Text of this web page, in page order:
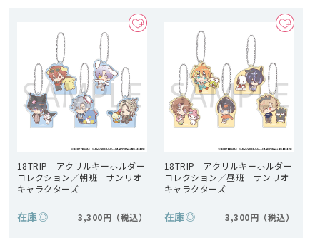
18TRIP アクリルキーホルダー
コレクション／朝班 サンリオ
キャラクターズ
在庫◎ 3,300円
18TRIP アクリルキーホルダー
コレクション／昼班 サンリオ
キャラクターズ
在庫◎ 3,300円